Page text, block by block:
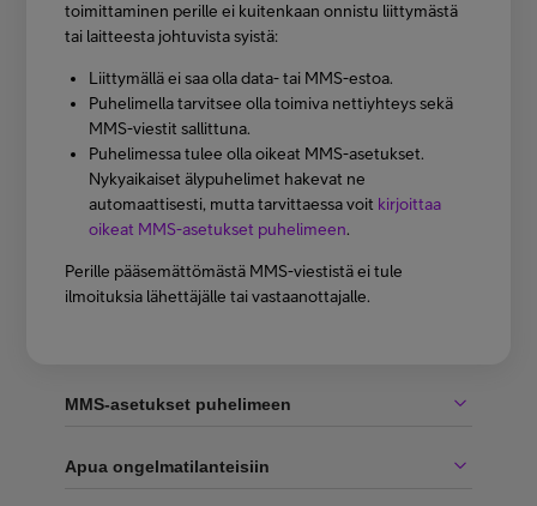
toimittaminen perille ei kuitenkaan onnistu liittymästä
tai laitteesta johtuvista syistä:
Liittymällä ei saa olla data- tai MMS-estoa.
Puhelimella tarvitsee olla toimiva nettiyhteys sekä
MMS-viestit sallittuna.
Puhelimessa tulee olla oikeat MMS-asetukset.
Nykyaikaiset älypuhelimet hakevat ne
automaattisesti, mutta tarvittaessa voit kirjoittaa
oikeat MMS-asetukset puhelimeen.
Perille pääsemättömästä MMS-viestistä ei tule
ilmoituksia lähettäjälle tai vastaanottajalle.
MMS-asetukset puhelimeen
Apua ongelmatilanteisiin